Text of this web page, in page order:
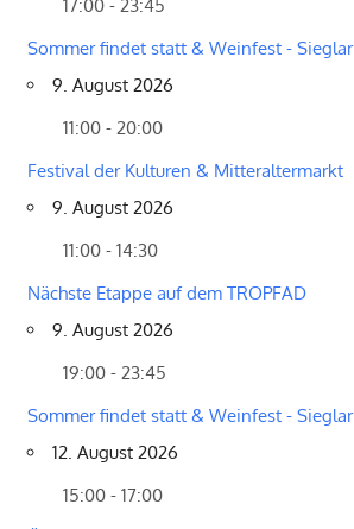
17:00 - 23:45
Sommer findet statt & Weinfest - Sieglar
9. August 2026
11:00 - 20:00
Festival der Kulturen & Mitteraltermarkt
9. August 2026
11:00 - 14:30
Nächste Etappe auf dem TROPFAD
9. August 2026
19:00 - 23:45
Sommer findet statt & Weinfest - Sieglar
12. August 2026
15:00 - 17:00